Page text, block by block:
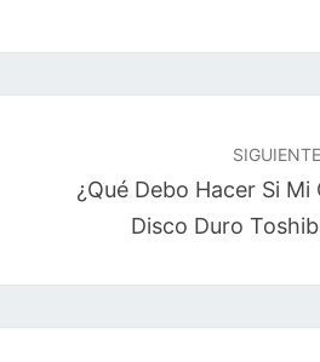
SIGUIENTE
¿Qué Debo Hacer Si
Disco Duro